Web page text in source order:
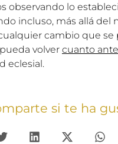
observando lo
incluso, más allá del
cambio que
volver cuanto
eclesial.
si te ha